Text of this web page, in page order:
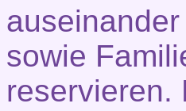
sowie
reservieren.